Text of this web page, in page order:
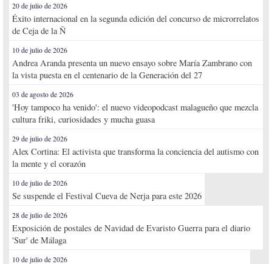
20 de julio de 2026
Éxito internacional en la segunda edición del concurso de microrrelatos
de Ceja de la Ñ
10 de julio de 2026
Andrea Aranda presenta un nuevo ensayo sobre María Zambrano con
la vista puesta en el centenario de la Generación del 27
03 de agosto de 2026
'Hoy tampoco ha venido': el nuevo videopodcast malagueño que mezcla
cultura friki, curiosidades y mucha guasa
29 de julio de 2026
Alex Cortina: El activista que transforma la conciencia del autismo con
la mente y el corazón
10 de julio de 2026
Se suspende el Festival Cueva de Nerja para este 2026
28 de julio de 2026
Exposición de postales de Navidad de Evaristo Guerra para el diario
'Sur' de Málaga
10 de julio de 2026